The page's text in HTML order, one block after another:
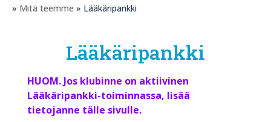
» Mitä teemme » Lääkäripankki
Lääkäripankki
HUOM. Jos klubinne on aktiivinen
Lääkäripankki-toiminnassa, lisää
tietojanne tälle sivulle.